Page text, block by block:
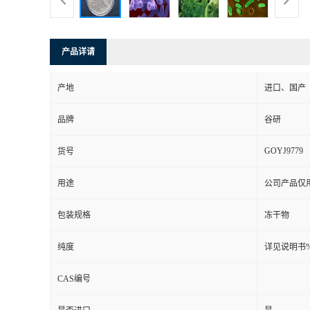
产品详请
产地 进口、国产
品牌 谷研
货号 GOYJ9779
用途 公司产品仅
包装规格 冻干物
纯度 详见说明书
CAS编号